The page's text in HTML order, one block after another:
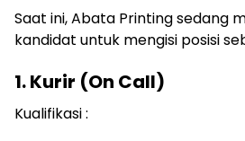
Saat ini, Abata Printing sedang
kandidat untuk mengisi posisi
1. Kurir (On Call)
Kualifikasi :